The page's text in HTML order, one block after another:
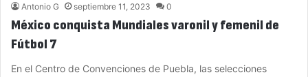
Antonio G septiembre 11, 2023 0
México conquista Mundiales varonil y femenil de
Fútbol 7
En el Centro de Convenciones de Puebla, las selecciones